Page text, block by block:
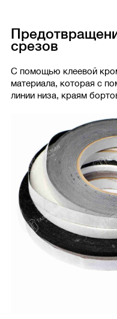
срезов
С помощью клеевой
материала, которая с
линии низа, краям